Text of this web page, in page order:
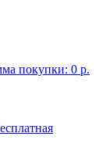
покупки: 0 р.